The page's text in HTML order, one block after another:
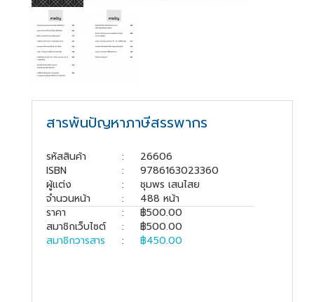
(02) 555-
0700(Auto)ext.713
โทรสาร : (02) 555-
0728
สารพันปัญหาภาษีสรรพากร
รหัสสินค้า :
26606
ISBN
:
9786163023360
ผู้แต่ง
:
ชุมพร เสนไสย
จำนวนหน้า
:
488 หน้า
ราคา
:
฿500.00
สมาชิกเว็บไซต์
:
฿500.00
สมาชิกวารสาร
: ฿450.00